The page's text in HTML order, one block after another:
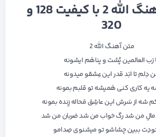
دانلود اهنگ الله 2 با کیفیت 128 و
320
متن آهنگ الله 2
رَب العالمین پُشت و پناهَم ایشونه
دِلم تا ابَد قدر این عِشقو میدونه
یه کاری کنی هَمیشه تو قلبم بمونه
کم شه از سَرش این عاشِق مَحاله زِنده بمونه
مالِ من شد رگ خواب من شد ضربان من شد
خودِت ببین چشاشو تو میشنوی صِدامو